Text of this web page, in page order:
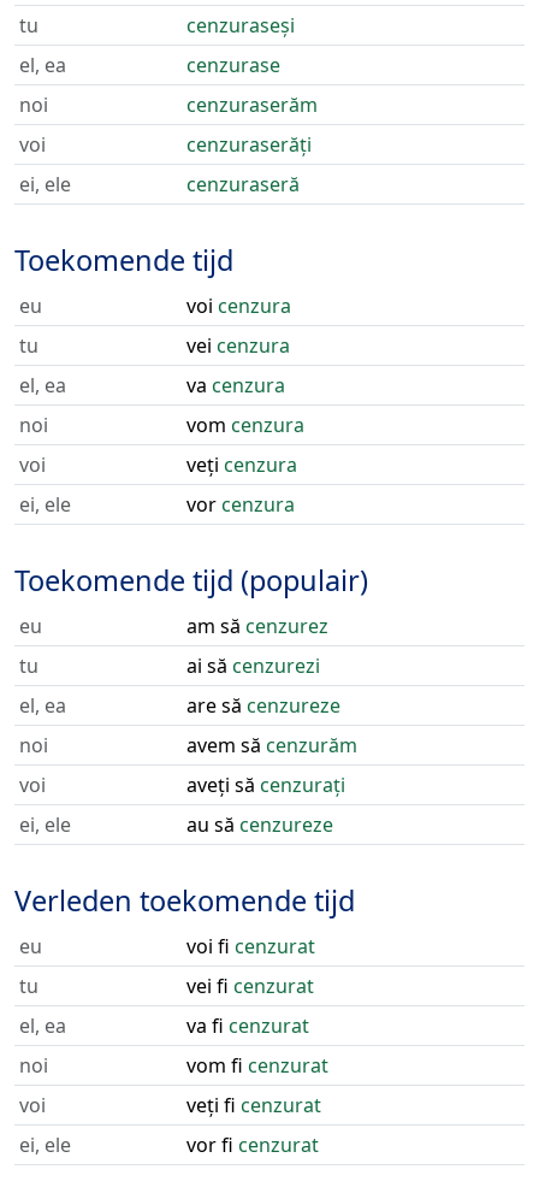
tu
cenzuraseși
el, ea
cenzurase
noi
cenzuraserăm
voi
cenzuraserăți
ei, ele
cenzuraseră
Toekomende tijd
eu voi cenzura
tu
vei cenzura
el, ea
va cenzura
noi
vom cenzura
voi
veți cenzura
ei, ele
vorcenzura
Toekomende tijd (populair)
eu am să cenzurez
tu
ai să cenzurezi
el, ea
are să cenzureze
noi
avem să cenzurăm
voi
aveți să cenzurați
ei, ele
au să cenzureze
Verleden toekomende tijd
eu voi fi cenzurat
tu
vei fi cenzurat
el, ea
va fi cenzurat
noi
vom fi cenzurat
voi
veți fi cenzurat
ei, ele
vor fi cenzurat